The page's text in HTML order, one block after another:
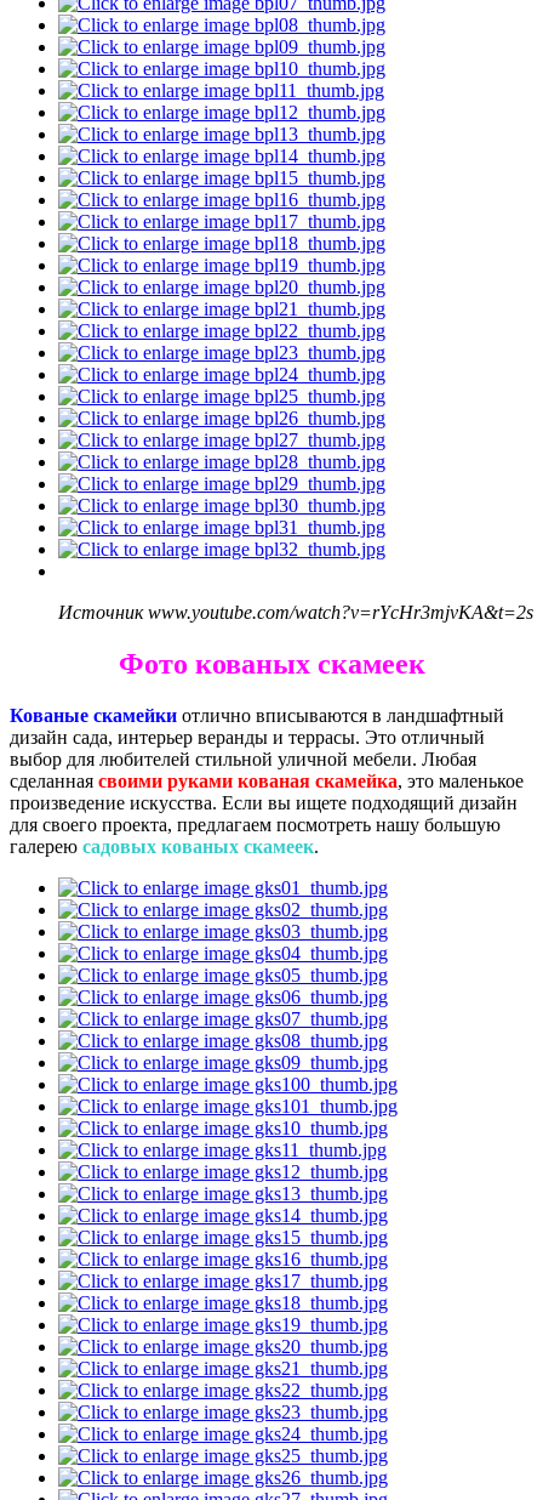
Источник www.youtube.com/watch?v=rYcHr3mjvKA&t=2s
Фото кованых скамеек
Кованые скамейки отлично вписываются в ландшафтный
дизайн сада, интерьер веранды и террасы. Это отличный
выбор для любителей стильной уличной мебели. Любая
сделанная своими руками кованая скамейка, это маленькое
произведение искусства. Если вы ищете подходящий дизайн
для своего проекта, предлагаем посмотреть нашу большую
галерею садовых кованых скамеек.